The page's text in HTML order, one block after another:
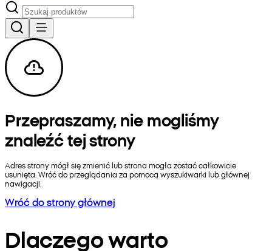
Przepraszamy, nie mogliśmy
znaleźć tej strony
Adres strony mógł się zmienić lub strona mogła zostać całkowicie
usunięta. Wróć do przeglądania za pomocą wyszukiwarki lub głównej
nawigacji.
Wróć do strony głównej
Dlaczego warto